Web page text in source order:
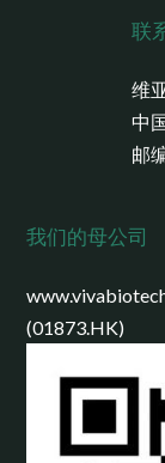
联
维
中
邮
我们的母公司
(01873.HK)